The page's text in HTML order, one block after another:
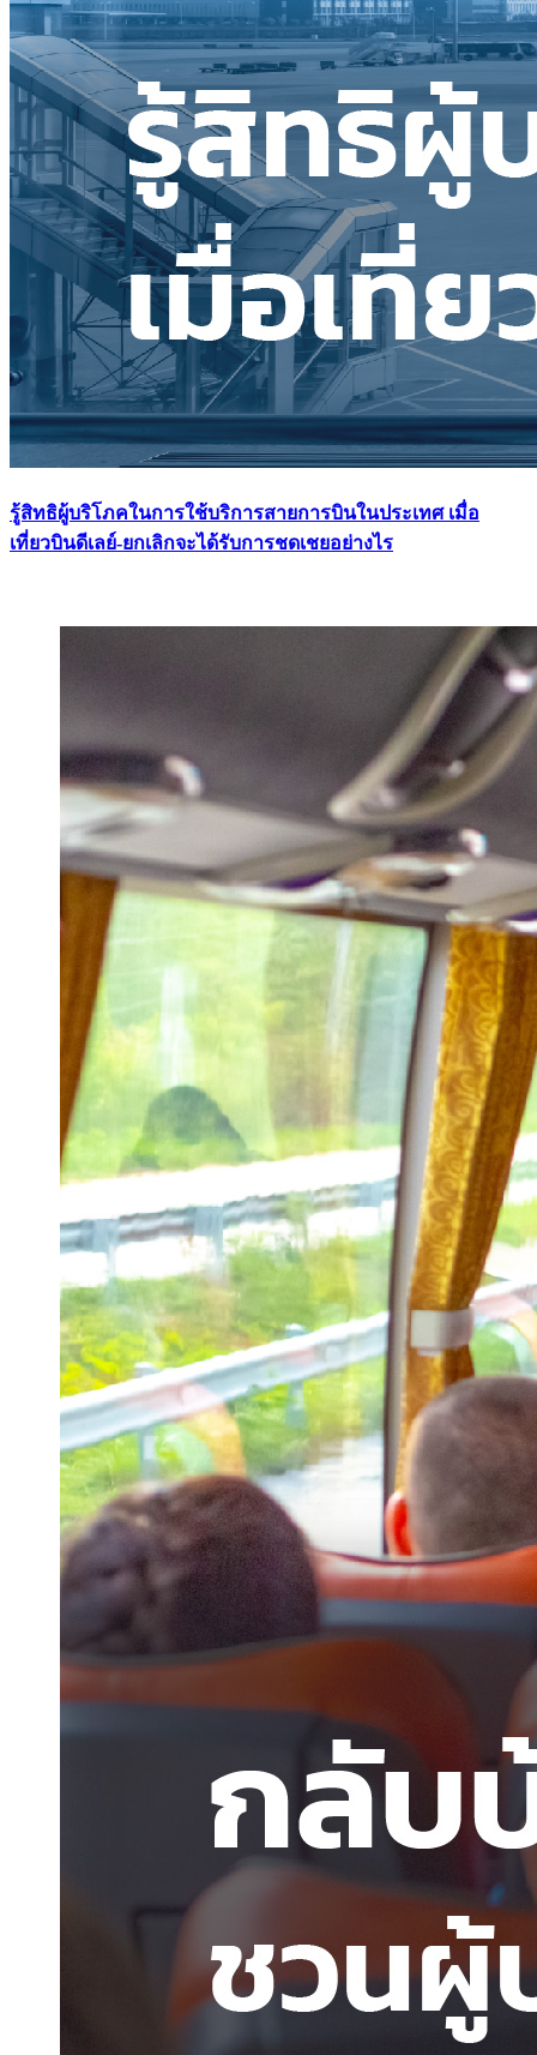
รู้สิทธิผู้บริโภคในการใช้บริการสายการบินในประเทศ เมื่อ
เที่ยวบินดีเลย์-ยกเลิกจะได้รับการชดเชยอย่างไร